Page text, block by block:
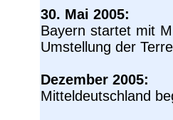
30. Mai 2005:
Bayern startet mit
Umstellung der
Dezember 2005:
Mitteldeutschland